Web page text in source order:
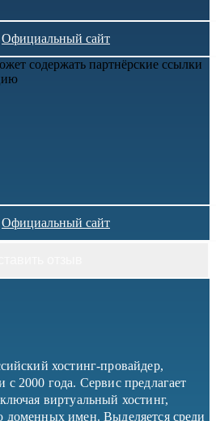
Официальный сайт
содержать партнёрские ссылки
Официальный сайт
хостинг-провайдер,
с 2000 года. Сервис предлагает
виртуальный хостинг,
доменных имен. Выделяется среди